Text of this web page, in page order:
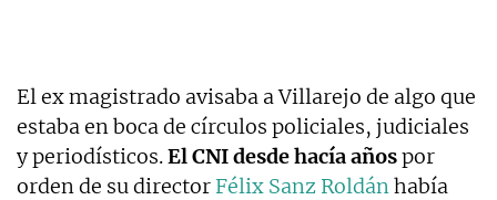
El ex magistrado avisaba a Villarejo de algo que
estaba en boca de círculos policiales, judiciales
y periodísticos.El CNI desde hacía añospor
orden de su directorFélix Sanz Roldánhabía